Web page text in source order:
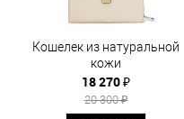
Кошелек из натуральной
кожи
18 270 ₽
20 300 ₽